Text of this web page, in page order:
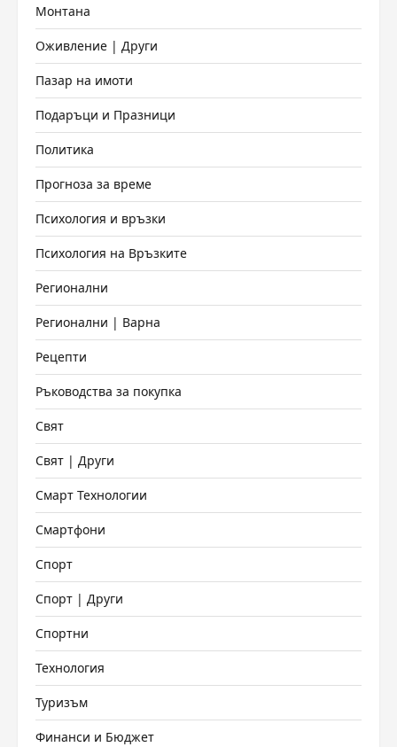
Монтана
Оживление | Други
Пазар на имоти
Подаръци и Празници
Политика
Прогноза за време
Психология и връзки
Психология на Връзките
Регионални
Регионални | Варна
Рецепти
Ръководства за покупка
Свят
Свят | Други
Смарт Технологии
Смартфони
Спорт
Спорт | Други
Спортни
Технология
Туризъм
Финанси и Бюджет